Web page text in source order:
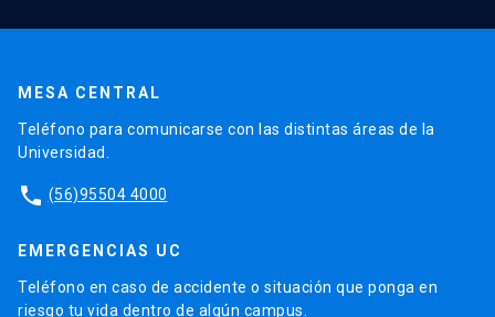
MESA CENTRAL
Teléfono para comunicarse con las distintas áreas de la
Universidad.
phone (56)95504 4000
EMERGENCIAS UC
Teléfono en caso de accidente o situación que ponga en
riesgo tu vida dentro de algún campus.